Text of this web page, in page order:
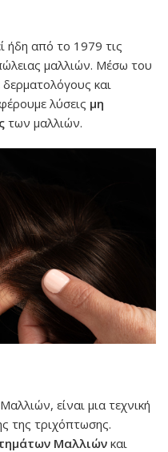
ήδη από το 1979 τις
μαλλιών. Μέσω του
και
λύσεις μη
των μαλλιών.
είναι μια τεχνική
της τριχόπτωσης.
Μαλλιώνκαι